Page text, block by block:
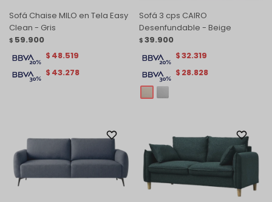
Sofá Chaise MILO en Tela Easy
Clean - Gris
$ 59.900
$ 43.278
$ 48.519
Sofá 3 cps CAIRO
Desenfundable - Beige
$ 39.900
$ 28.828
$32.319